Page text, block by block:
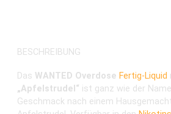
BESCHREIBUNG
Das WANTED Overdose Fertig-Liquid
„Apfelstrudel“ ist ganz wie der
Geschmack nach einem